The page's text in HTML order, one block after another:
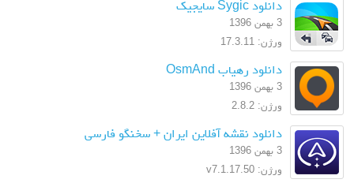
دانلود Sygic سایجیک
3 بهمن 1396
ورژن: 17.3.11
دانلود رهیاب OsmAnd
3 بهمن 1396
ورژن: 2.8.2
دانلود نقشه آفلاین ایران + سخنگو فارسی
3 بهمن 1396
ورژن: v7.1.17.50